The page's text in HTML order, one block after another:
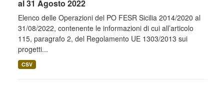
al 31 Agosto 2022
Elenco delle Operazioni del PO FESR Sicilia 2014/2020 al
31/08/2022, contenente le informazioni di cui all’articolo
115, paragrafo 2, del Regolamento UE 1303/2013 sui
progetti...
CSV